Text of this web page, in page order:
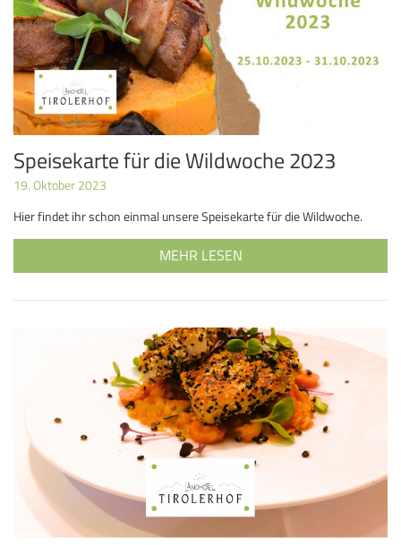
Speisekarte für die Wildwoche 2023
19. Oktober 2023
Hier findet ihr schon einmal unsere Speisekarte für die Wildwoche.
MEHR LESEN